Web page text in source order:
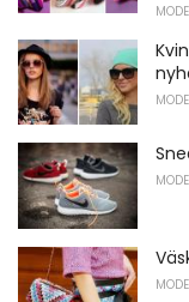
MODE
MODE
MODE
MODE